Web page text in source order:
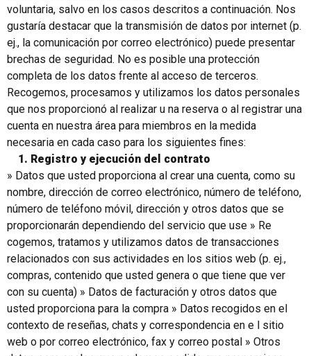
voluntaria, salvo en los casos descritos a continuación. Nos
gustaría destacar que la transmisión de datos por internet (p.
ej., la comunicación por correo electrónico) puede presentar
brechas de seguridad. No es posible una protección
completa de los datos frente al acceso de terceros.
Recogemos, procesamos y utilizamos los datos personales
que nos proporcionó al realizar u na reserva o al registrar una
cuenta en nuestra área para miembros en la medida
necesaria en cada caso para los siguientes fines:
1. Registro y ejecución del contrato
» Datos que usted proporciona al crear una cuenta, como su
nombre, dirección de correo electrónico, número de teléfono,
número de teléfono móvil, dirección y otros datos que se
proporcionarán dependiendo del servicio que use » Re
cogemos, tratamos y utilizamos datos de transacciones
relacionados con sus actividades en los sitios web (p. ej.,
compras, contenido que usted genera o que tiene que ver
con su cuenta) » Datos de facturación y otros datos que
usted proporciona para la compra » Datos recogidos en el
contexto de reseñas, chats y correspondencia en e l sitio
web o por correo electrónico, fax y correo postal » Otros